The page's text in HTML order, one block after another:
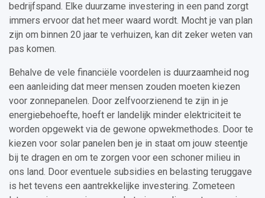
bedrijfspand. Elke duurzame investering in een pand zorgt
immers ervoor dat het meer waard wordt. Mocht je van plan
zijn om binnen 20 jaar te verhuizen, kan dit zeker weten van
pas komen.
Behalve de vele financiële voordelen is duurzaamheid nog
een aanleiding dat meer mensen zouden moeten kiezen
voor zonnepanelen. Door zelfvoorzienend te zijn in je
energiebehoefte, hoeft er landelijk minder elektriciteit te
worden opgewekt via de gewone opwekmethodes. Door te
kiezen voor solar panelen ben je in staat om jouw steentje
bij te dragen en om te zorgen voor een schoner milieu in
ons land. Door eventuele subsidies en belasting teruggave
is het tevens een aantrekkelijke investering. Zometeen